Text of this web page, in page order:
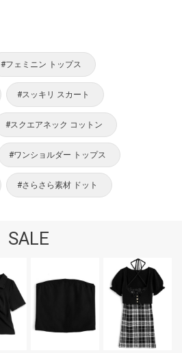
#フェミニン トップス
#スッキリ スカート
#スクエアネック コットン
#ワンショルダー トップス
#さらさら素材 ドット
SALE